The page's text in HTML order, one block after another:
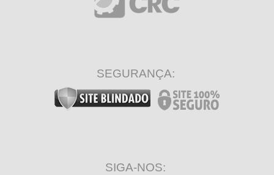
SEGURANÇA:
SIGA-NOS: